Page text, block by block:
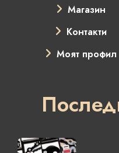
Магазин
Контакти
Моят профил